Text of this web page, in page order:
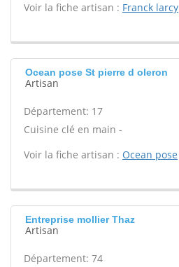
Voir la fiche artisan : Franck larcy
Ocean pose St pierre d oleron
Artisan
Département: 17
Cuisine clé en main -
Voir la fiche artisan : Ocean pose
Entreprise mollier Thaz
Artisan
Département: 74